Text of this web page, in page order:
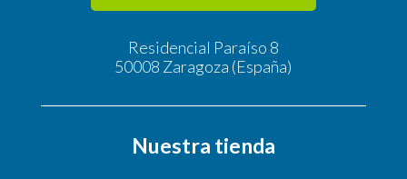
Residencial Paraíso 8
50008 Zaragoza (España)
Nuestra tienda